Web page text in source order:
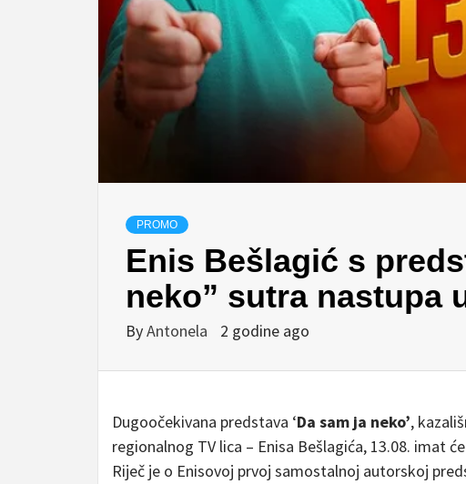
PROMO
Enis Bešlagić s
neko” sutra nastupa
ByAntonela 2 godine ago
Dugoočekivana predstava ‘Da sam ja neko’,
regionalnog TV lica – Enisa Bešlagića, 13.08. imat
Riječ je o Enisovoj prvoj samostalnoj autorskoj